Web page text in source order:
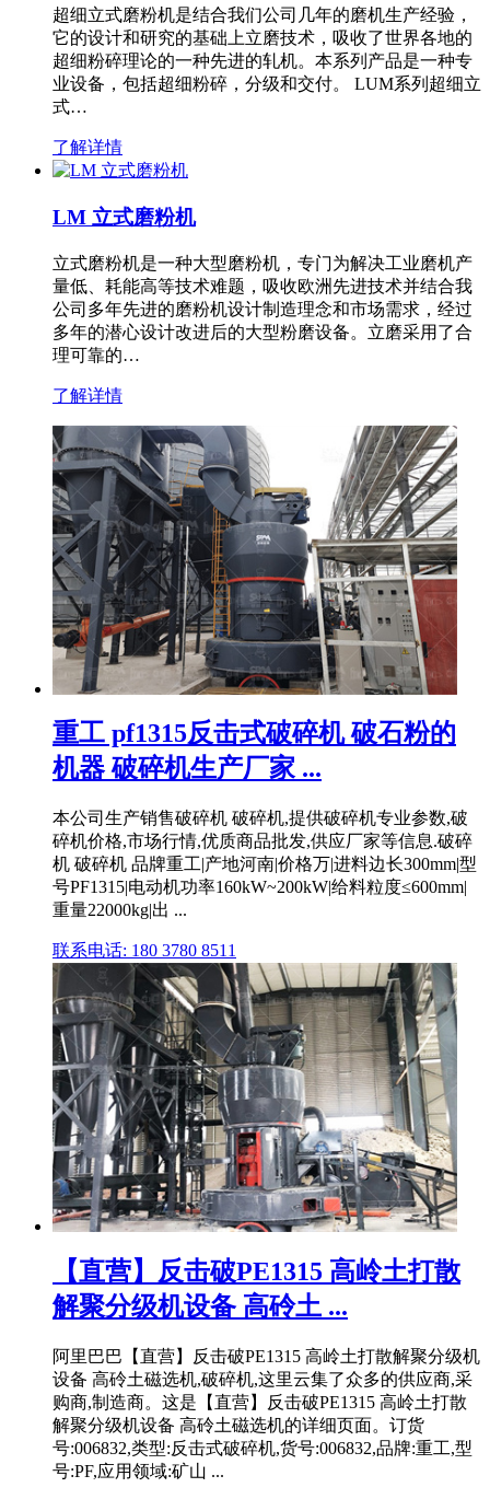
超细立式磨粉机是结合我们公司几年的磨机生产经验，
它的设计和研究的基础上立磨技术，吸收了世界各地的
超细粉碎理论的一种先进的轧机。本系列产品是一种专
业设备，包括超细粉碎，分级和交付。 LUM系列超细立
式…
了解详情
LM 立式磨粉机
立式磨粉机是一种大型磨粉机，专门为解决工业磨机产
量低、耗能高等技术难题，吸收欧洲先进技术并结合我
公司多年先进的磨粉机设计制造理念和市场需求，经过
多年的潜心设计改进后的大型粉磨设备。立磨采用了合
理可靠的…
了解详情
重工 pf1315反击式破碎机 破石粉的
机器 破碎机生产厂家 ...
本公司生产销售破碎机 破碎机,提供破碎机专业参数,破
碎机价格,市场行情,优质商品批发,供应厂家等信息.破碎
机 破碎机 品牌重工|产地河南|价格万|进料边长300mm|型
号PF1315|电动机功率160kW~200kW|给料粒度≤600mm|
重量22000kg|出 ...
联系电话: 180 3780 8511
【直营】反击破PE1315 高岭土打散
解聚分级机设备 高砱土 ...
阿里巴巴【直营】反击破PE1315 高岭土打散解聚分级机
设备 高砱土磁选机,破碎机,这里云集了众多的供应商,采
购商,制造商。这是【直营】反击破PE1315 高岭土打散
解聚分级机设备 高砱土磁选机的详细页面。订货
号:006832,类型:反击式破碎机,货号:006832,品牌:重工,型
号:PF,应用领域:矿山 ...